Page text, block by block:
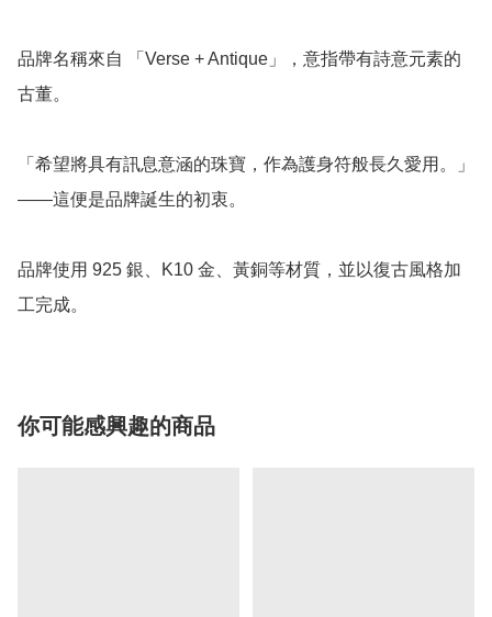
品牌名稱來自 「Verse + Antique」，意指帶有詩意元素的
古董。
「希望將具有訊息意涵的珠寶，作為護身符般長久愛用。」
——這便是品牌誕生的初衷。
品牌使用 925 銀、K10 金、黃銅等材質，並以復古風格加
工完成。
你可能感興趣的商品